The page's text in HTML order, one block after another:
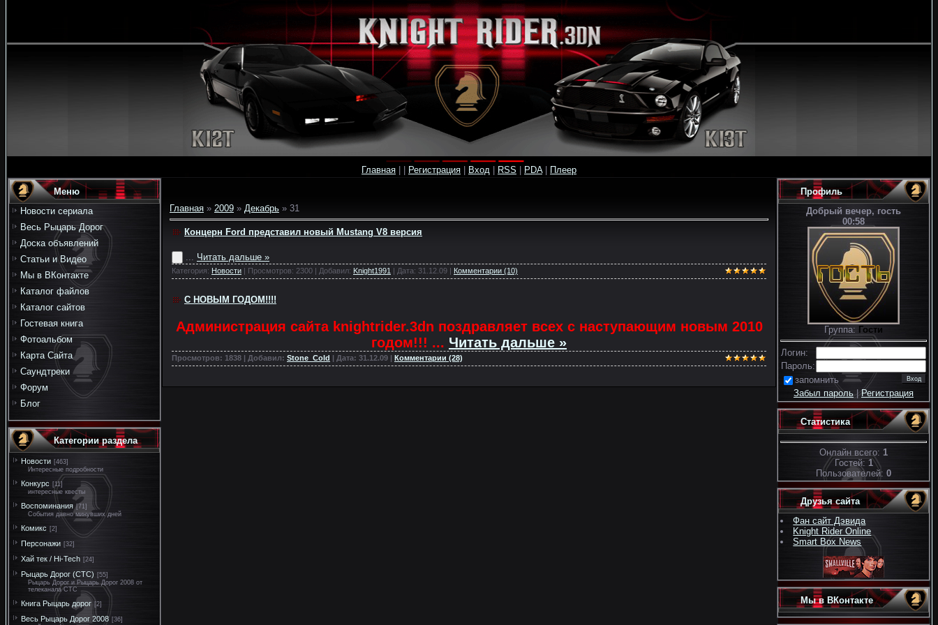
Главная Регистрация Вход RSS PDA| Плеер
Меню
Новости сериала
Весь Рыцарь Дорог
Доска объявлений
Статьи и Видео
Мы в ВКонтакте
Каталог файлов
Каталог сайтов
Гостевая книга
Фотоальбом
Карта Сайта
Саундтреки
Форум
Блог
Категории раздела
Новости [463]
Интересные подробности
Конкурс [11]
интересные квесты
Воспоминания [71]
События давно минувших дней
Комикс [2]
Персонажи [32]
Хай тек / Hi-Tech [24]
Рыцарь Дорог (СТС) [55]
Рыцарь Дорог и Рыцарь Дорог 2008 от
телеканала СТС
Книга Рыцарь дорог [2]
Весь Рыцарь Дорог 2008 [36]
Главная » 2009 » Декабрь » 31
Концерн Ford представил новый Mustang V8 версия
Читать дальше »
Категория: Новости | Просмотров: 2300 | Добавил: Knight1991 | Дата: 31.12.09 | Комментарии (10)
С НОВЫМ ГОДОМ!!!!
Администрация сайта knightrider.3dn поздравляет всех с наступающим новым 2010
годом!!! ... Читать дальше »
Просмотров: 1838 | Добавил: Stone_Cold | Дата: 31.12.09 | Комментарии (28)
Профиль
Добрый вечер, гость
00:58
Группа: Гости
Логин:
Пароль:
запомнить
Забыл пароль|Регистрация
Статистика
Онлайн всего: 1
Гостей: 1
Пользователей: 0
Друзья сайта
Фан сайт Дэвида
Knight Rider Online
Smart Box News
Мы в ВКонтакте